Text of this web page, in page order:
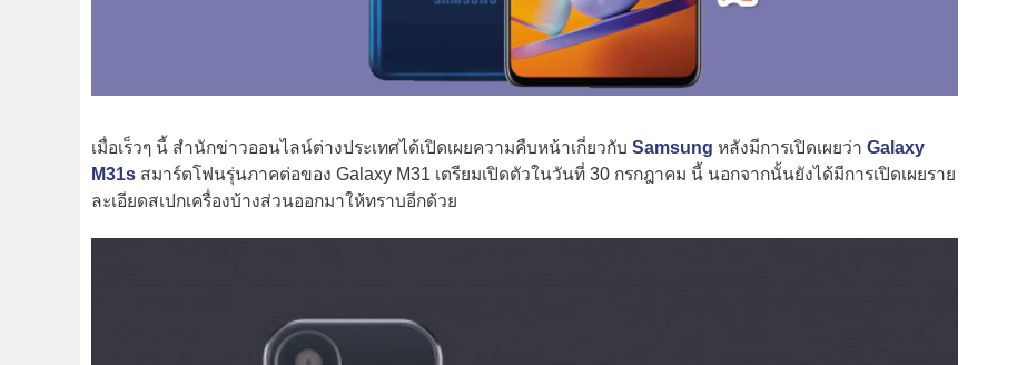
เมื่อเร็วๆ นี้ สำนักข่าวออนไลน์ต่างประเทศได้เปิดเผยความคืบหน้าเกี่ยวกับ Samsung หลังมีการเปิดเผยว่า Galaxy
M31s สมาร์ตโฟนรุ่นภาคต่อของ Galaxy M31 เตรียมเปิดตัวในวันที่ 30 กรกฎาคม นี้ นอกจากนั้นยังได้มีการเปิดเผยราย
ละเอียดสเปกเครื่องบ้างส่วนออกมาให้ทราบอีกด้วย